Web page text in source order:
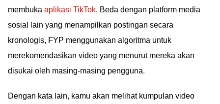
membuka aplikasi TikTok. Beda dengan platform media
sosial lain yang menampilkan postingan secara
kronologis, FYP menggunakan algoritma untuk
merekomendasikan video yang menurut mereka akan
disukai oleh masing-masing pengguna.
Dengan kata lain, kamu akan melihat kumpulan video